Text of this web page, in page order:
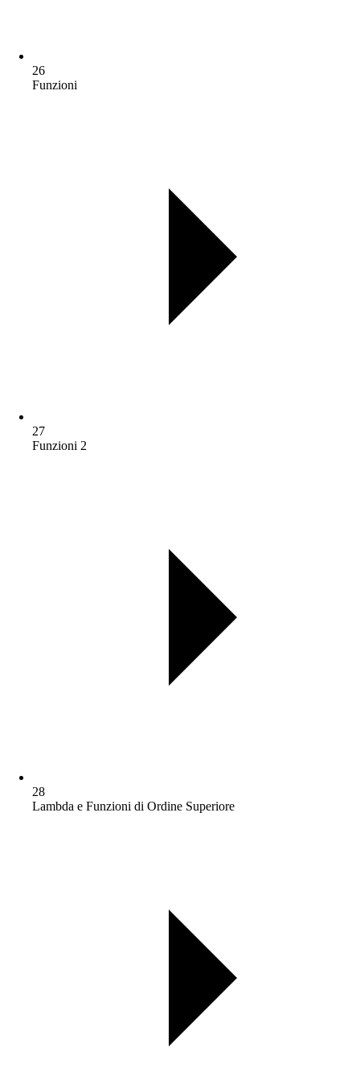
26
Funzioni
27
Funzioni 2
28
Lambda e Funzioni di Ordine Superiore